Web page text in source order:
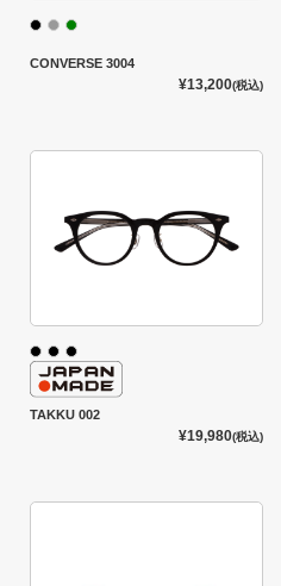
CONVERSE 3004
¥13,200(税込)
TAKKU 002
¥19,980(税込)